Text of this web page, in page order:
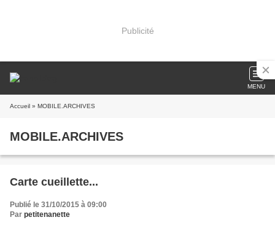
Publicité
MENU
Accueil » MOBILE.ARCHIVES
MOBILE.ARCHIVES
Carte cueillette...
Publié le 31/10/2015 à 09:00
Par petitenanette